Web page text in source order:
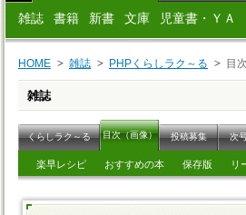
雑誌 書籍 新書 文庫 児童書・ＹＡ
HOME 雑誌 PHPくらしラク～る 目
雑誌
くらしラク～る 目次（画像） 投稿募集 次
楽早レシピ おすすめの本 保存版 リ